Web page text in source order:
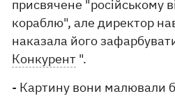
присвячене "російському
кораблю", але директор
наказала його
Конкурент ".
- Картину вони малювали